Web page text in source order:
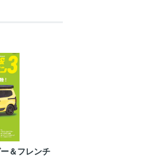
＆フレンチ